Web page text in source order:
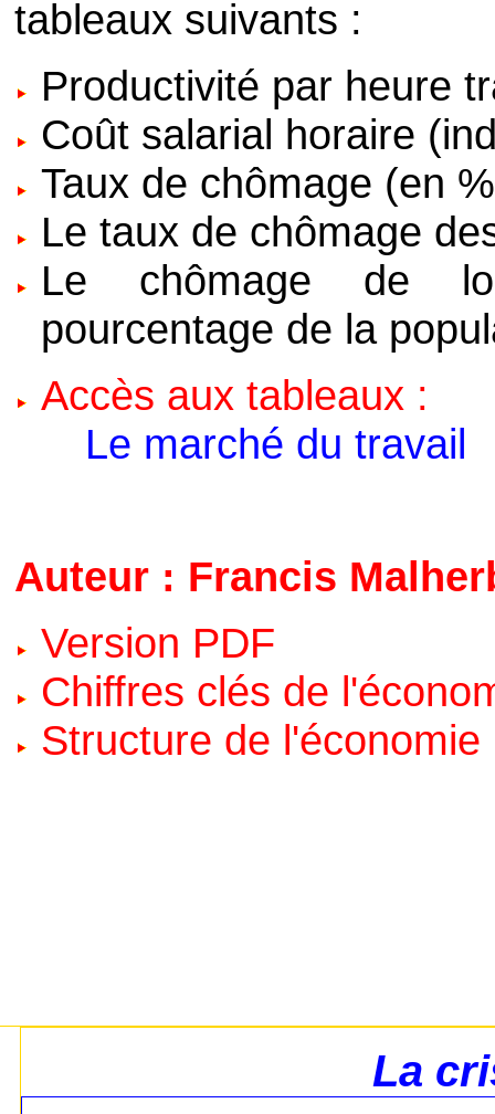
tableaux suivants :
Productivité par heure
Coût salarial horaire
Taux de chômage (en
Le taux de chômage
Le chômage de
pourcentage de la
Accès aux tableaux :
Le marché du travail
Auteur : Francis
Version PDF
Chiffres clés de
Structure de l'économie
La